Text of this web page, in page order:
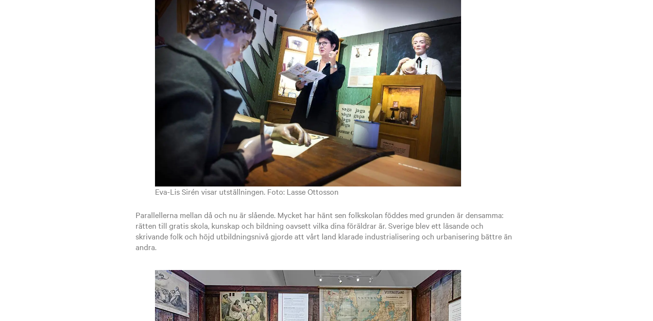
Eva-Lis Sirén visar utställningen. Foto: Lasse Ottosson
Parallellerna mellan då och nu är slående. Mycket har hänt sen folkskolan föddes med grunden är densamma:
rätten till gratis skola, kunskap och bildning oavsett vilka dina föräldrar är. Sverige blev ett läsande och
skrivande folk och höjd utbildningsnivå gjorde att vårt land klarade industrialisering och urbanisering bättre än
andra.